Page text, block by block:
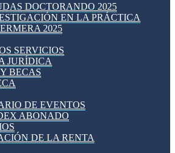
DOCTORANDO 2025
EN LA PRÁCTICA
2025
SERVICIOS
JURÍDICA
BECAS
DE EVENTOS
ABONADO
DE LA RENTA